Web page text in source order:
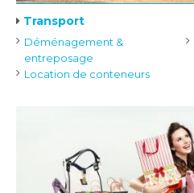
Transport
Déménagement &
entreposage
Location de conteneurs